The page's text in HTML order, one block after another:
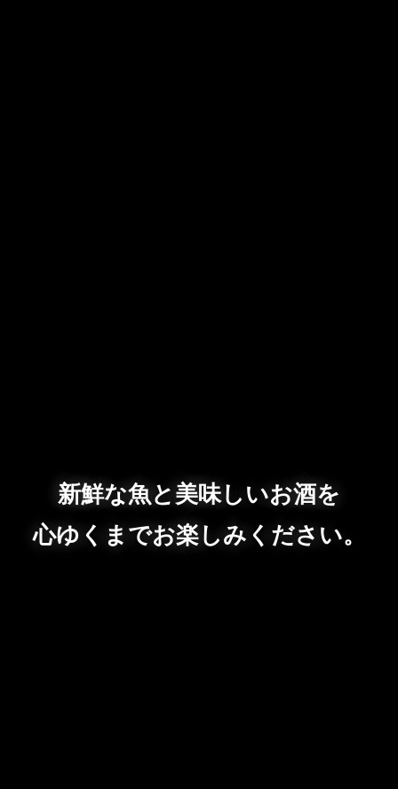
新鮮な魚と美味しいお酒を
心ゆくまでお楽しみください。